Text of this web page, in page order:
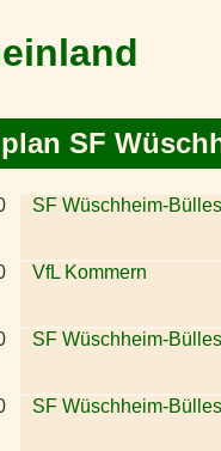
SF
SF Wüschheim-
VfL Kommern
SF Wüschheim-
SF Wüschheim-